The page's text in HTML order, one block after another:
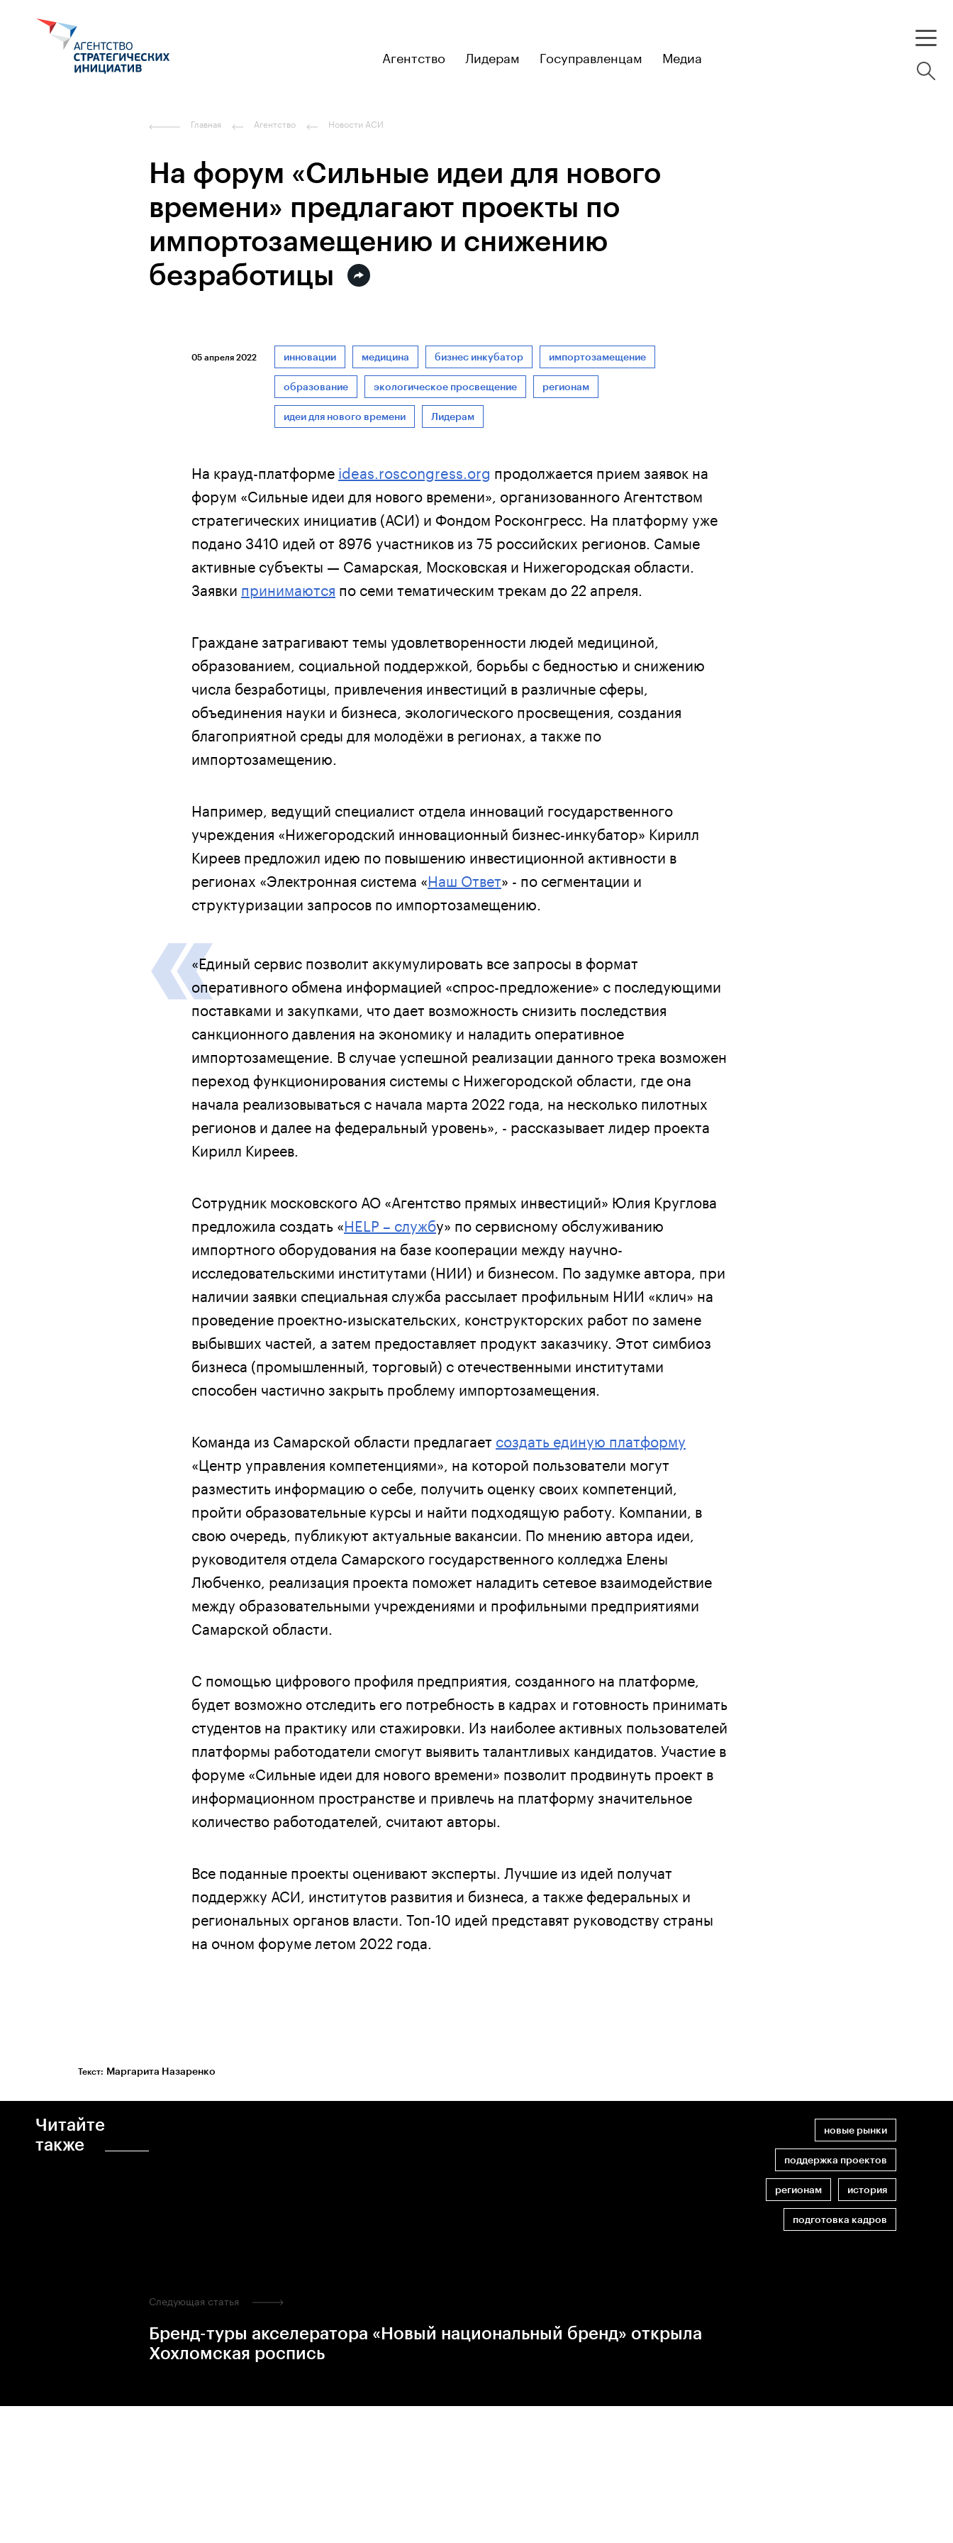
Агентство Лидерам Госуправленцам Медиа
Главная Агентство Новости АСИ
На форум «Сильные идеи для нового
времени» предлагают проекты по
импортозамещению и снижению
безработицы
05 апреля 2022 инновации медицина бизнес инкубатор импортозамещение
образование экологическое просвещение регионам
идеи для нового времени Лидерам
На крауд-платформеideas.roscongress.org продолжается прием заявок на
форум «Сильные идеи для нового времени», организованного Агентством
стратегических инициатив (АСИ) и Фондом Росконгресс. На платформу уже
подано 3410 идей от 8976 участников из 75 российских регионов. Самые
активные субъекты — Самарская, Московская и Нижегородская области.
Заявки принимаются по семи тематическим трекам до 22 апреля.
Граждане затрагивают темы удовлетворенности людей медициной,
образованием, социальной поддержкой, борьбы с бедностью и снижению
числа безработицы, привлечения инвестиций в различные сферы,
объединения науки и бизнеса, экологического просвещения, создания
благоприятной среды для молодёжи в регионах, а также по
импортозамещению.
Например, ведущий специалист отдела инноваций государственного
учреждения «Нижегородский инновационный бизнес-инкубатор» Кирилл
Киреев предложил идею по повышению инвестиционной активности в
регионах «Электронная система «Наш Ответ» - по сегментации и
структуризации запросов по импортозамещению.
«Единый сервис позволит аккумулировать все запросы в формат
оперативного обмена информацией «спрос-предложение» с последующими
поставками и закупками, что дает возможность снизить последствия
санкционного давления на экономику и наладить оперативное
импортозамещение. В случае успешной реализации данного трека возможен
переход функционирования системы с Нижегородской области, где она
начала реализовываться с начала марта 2022 года, на несколько пилотных
регионов и далее на федеральный уровень», - рассказывает лидер проекта
Кирилл Киреев.
Сотрудник московского АО «Агентство прямых инвестиций» Юлия Круглова
предложила создать «HELP – службу» по сервисному обслуживанию
импортного оборудования на базе кооперации между научно-
исследовательскими институтами (НИИ) и бизнесом. По задумке автора, при
наличии заявки специальная служба рассылает профильным НИИ «клич» на
проведение проектно-изыскательских, конструкторских работ по замене
выбывших частей, а затем предоставляет продукт заказчику. Этот симбиоз
бизнеса (промышленный, торговый) с отечественными институтами
способен частично закрыть проблему импортозамещения.
Команда из Самарской области предлагает создать единую платформу
«Центр управления компетенциями», на которой пользователи могут
разместить информацию о себе, получить оценку своих компетенций,
пройти образовательные курсы и найти подходящую работу. Компании, в
свою очередь, публикуют актуальные вакансии. По мнению автора идеи,
руководителя отдела Самарского государственного колледжа Елены
Любченко, реализация проекта поможет наладить сетевое взаимодействие
между образовательными учреждениями и профильными предприятиями
Самарской области.
С помощью цифрового профиля предприятия, созданного на платформе,
будет возможно отследить его потребность в кадрах и готовность принимать
студентов на практику или стажировки. Из наиболее активных пользователей
платформы работодатели смогут выявить талантливых кандидатов. Участие в
форуме «Сильные идеи для нового времени» позволит продвинуть проект в
информационном пространстве и привлечь на платформу значительное
количество работодателей, считают авторы.
Все поданные проекты оценивают эксперты. Лучшие из идей получат
поддержку АСИ, институтов развития и бизнеса, а также федеральных и
региональных органов власти. Топ-10 идей представят руководству страны
на очном форуме летом 2022 года.
Текст: Маргарита Назаренко
Читайте
также
новые рынки
поддержка проектов
регионам история
подготовка кадров
Следующая статья
Бренд-туры акселератора «Новый национальный бренд» открыла
Хохломская роспись